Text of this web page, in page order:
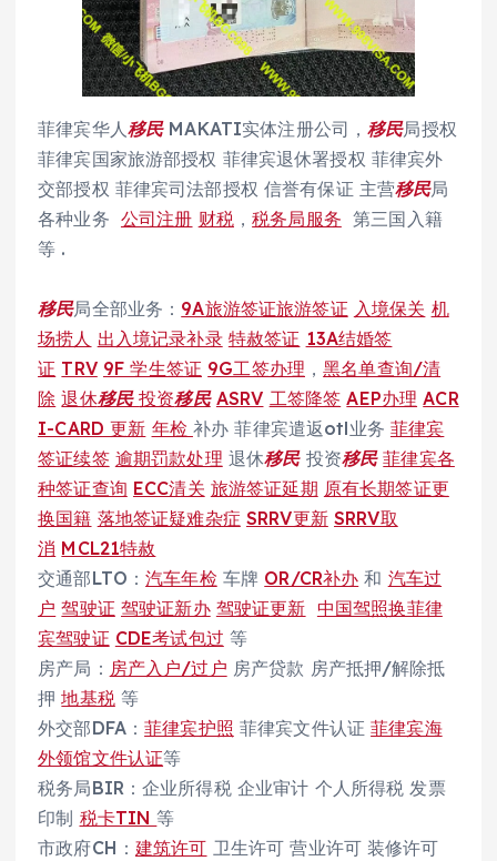
菲律宾华人移民MAKATI实体注册公司，移民局授权
菲律宾国家旅游部授权 菲律宾退休署授权 菲律宾外
交部授权 菲律宾司法部授权 信誉有保证 主营移民局
各种业务 公司注册 财税，税务局服务 第三国入籍
等 .
移民局全部业务： 9A旅游签证旅游签证 入境保关 机
场捞人 出入境记录补录 特赦签证 13A结婚签
证 TRV 9F 学生签证 9G工签办理 ，黑名单查询/清
除 退休移民 投资移民 ASRV 工签降签 AEP办理 ACR
I-CARD 更新 年检 补办 菲律宾遣返otl业务 菲律宾
签证续签 逾期罚款处理 退休移民投资移民 菲律宾各
种签证查询 ECC清关 旅游签证延期 原有长期签证更
换国籍 落地签证疑难杂症 SRRV更新 SRRV取
消 MCL21特赦
交通部LTO：汽车年检 车牌 OR/CR补办 和 汽车过
户 驾驶证 驾驶证新办 驾驶证更新 中国驾照换菲律
宾驾驶证 CDE考试包过 等
房产局： 房产入户/过户 房产贷款 房产抵押/解除抵
押地基税等
外交部DFA：菲律宾护照 菲律宾文件认证菲律宾海
外领馆文件认证等
税务局BIR：企业所得税 企业审计 个人所得税 发票
印制 税卡TIN 等
市政府CH： 建筑许可 卫生许可 营业许可 装修许可